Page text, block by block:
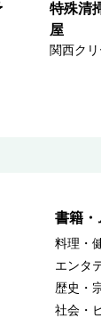
特殊清
屋
関西ク
書籍・
料理・
エンタ
歴史・
社会・